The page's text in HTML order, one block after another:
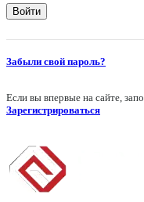
Забыли свой пароль?
Если вы впервые на сайте,
Зарегистрироваться